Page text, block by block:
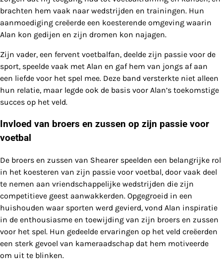
brachten hem vaak naar wedstrijden en trainingen. Hun
aanmoediging creëerde een koesterende omgeving waarin
Alan kon gedijen en zijn dromen kon najagen.
Zijn vader, een fervent voetbalfan, deelde zijn passie voor de
sport, speelde vaak met Alan en gaf hem van jongs af aan
een liefde voor het spel mee. Deze band versterkte niet alleen
hun relatie, maar legde ook de basis voor Alan’s toekomstige
succes op het veld.
Invloed van broers en zussen op zijn passie voor
voetbal
De broers en zussen van Shearer speelden een belangrijke rol
in het koesteren van zijn passie voor voetbal, door vaak deel
te nemen aan vriendschappelijke wedstrijden die zijn
competitieve geest aanwakkerden. Opgegroeid in een
huishouden waar sporten werd gevierd, vond Alan inspiratie
in de enthousiasme en toewijding van zijn broers en zussen
voor het spel. Hun gedeelde ervaringen op het veld creëerden
een sterk gevoel van kameraadschap dat hem motiveerde
om uit te blinken.